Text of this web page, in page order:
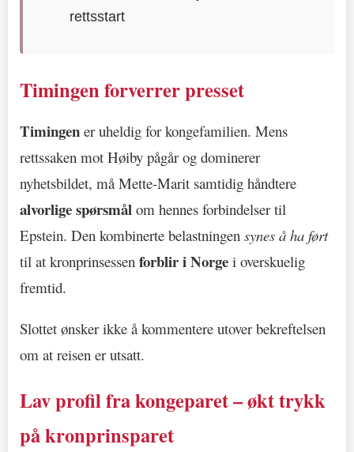
rettsstart
Timingen forverrer presset
Timingen er uheldig for kongefamilien. Mens
rettssaken mot Høiby pågår og dominerer
nyhetsbildet, må Mette-Marit samtidig håndtere
alvorlige spørsmål om hennes forbindelser til
Epstein. Den kombinerte belastningen synes å ha ført
til at kronprinsessen forblir i Norge i overskuelig
fremtid.
Slottet ønsker ikke å kommentere utover bekreftelsen
om at reisen er utsatt.
Lav profil fra kongeparet – økt trykk
på kronprinsparet